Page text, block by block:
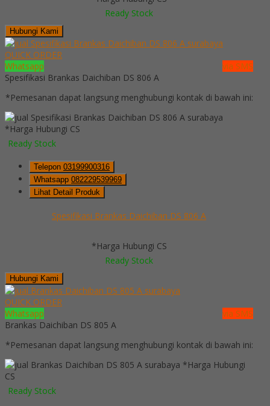
Ready Stock
Hubungi Kami
QUICK ORDER
Whatsapp
via SMS
Spesifikasi Brankas Daichiban DS 806 A
*Pemesanan dapat langsung menghubungi kontak di bawah ini:
*Harga Hubungi CS
Ready Stock
Telepon 03199900316
Whatsapp 082229539969
Lihat Detail Produk
Spesifikasi Brankas Daichiban DS 806 A
*Harga Hubungi CS
Ready Stock
Hubungi Kami
QUICK ORDER
Whatsapp
via SMS
Brankas Daichiban DS 805 A
*Pemesanan dapat langsung menghubungi kontak di bawah ini:
*Harga Hubungi
CS
Ready Stock